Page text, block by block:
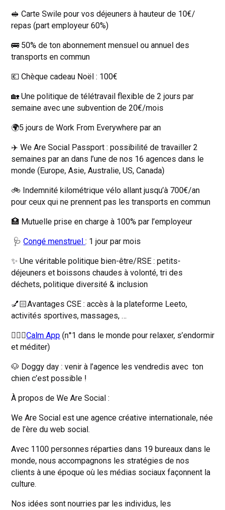
🥪 Carte Swile pour vos déjeuners à hauteur de 10€/
repas (part employeur 60%)
🚌 50% de ton abonnement mensuel ou annuel des
transports en commun
💶 Chèque cadeau Noël : 100€
🏡 Une politique de télétravail flexible de 2 jours par
semaine avec une subvention de 20€/mois
🌍5 jours de Work From Everywhere par an
✈️ We Are Social Passport : possibilité de travailler 2
semaines par an dans l’une de nos 16 agences dans le
monde (Europe, Asie, Australie, US, Canada)
🚲 Indemnité kilométrique vélo allant jusqu’à 700€/an
pour ceux qui ne prennent pas les transports en commun
🏥 Mutuelle prise en charge à 100% par l’employeur
🩺Congé menstruel: 1 jour par mois
✨ Une véritable politique bien-être/RSE : petits-
déjeuners et boissons chaudes à volonté, tri des
déchets, politique diversité & inclusion
💅🏻Avantages CSE : accès à la plateforme Leeto,
activités sportives, massages, …
💆🏻‍♀️Calm App (n°1 dans le monde pour relaxer, s’endormir
et méditer)
🐶 Doggy day : venir à l’agence les vendredis avec ton
chien c’est possible !
À propos de We Are Social :
We Are Social est une agence créative internationale, née
de l’ère du web social.
Avec 1100 personnes réparties dans 19 bureaux dans le
monde, nous accompagnons les stratégies de nos
clients à une époque où les médias sociaux façonnent la
culture.
Nos idées sont nourries par les individus, les